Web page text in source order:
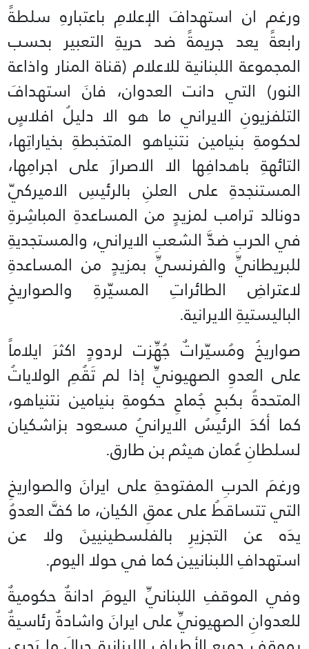
ورغم ان استهدافَ الإعلامِ باعتبارهِ سلطةً
رابعةً يعد جريمةً ضد حريةِ التعبير بحسب
المجموعة اللبنانية للاعلام (قناة المنار واذاعة
النور) التي دانت العدوان، فانَ استهدافَ
التلفزيونِ الايراني ما هو الا دليلُ افلاسٍ
لحكومةِ بنيامين نتنياهو المتخبطةِ بخياراتِها،
التائهةِ باهدافِها الا الاصرارَ على اجرامِها،
المستنجدةِ على العلنِ بالرئيسِ الاميركيّ
دونالد ترامب لمزيدٍ من المساعدةِ المباشِرةِ
في الحربِ ضدَّ الشعبِ الايراني، والمستجديةِ
للبريطانيِّ والفرنسيِّ بمزيدٍ من المساعدةِ
لاعتراضِ الطائراتِ المسيّرةِ والصواريخِ
الباليستيةِ الايرانية.
صواريخُ ومُسيّراتٌ جُهِّزت لردودٍ اكثرَ ايلاماً
على العدوِ الصهيونيِّ إذا لم تَقُمِ الولاياتُ
المتحدةُ بكبحِ جُماحِ حكومةِ بنيامين نتنياهو،
كما أكدَ الرئيسُ الايرانيُ مسعود بزاشكيان
لسلطانِ عُمان هيثم بن طارق.
ورغمَ الحربِ المفتوحةِ على ايرانَ والصواريخِ
التي تتساقطُ على عمقِ الكيان، ما كفَّ العدوُ
يدَه عن التجزيرِ بالفلسطينيينَ ولا عن
استهدافِ اللبنانيين كما في حولا اليوم.
وفي الموقفِ اللبنانيِّ اليومَ ادانةٌ حكوميةٌ
للعدوانِ الصهيونيِّ على ايرانَ واشادةٌ رئاسيةٌ